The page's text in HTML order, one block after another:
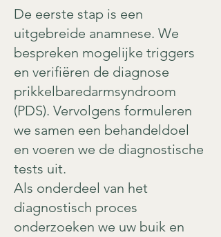
De eerste stap is een
uitgebreide anamnese. We
bespreken mogelijke triggers
en verifiëren de diagnose
prikkelbaredarmsyndroom
(PDS). Vervolgens formuleren
we samen een behandeldoel
en voeren we de diagnostische
tests uit.
Als onderdeel van het
diagnostisch proces
onderzoeken we uw buik en